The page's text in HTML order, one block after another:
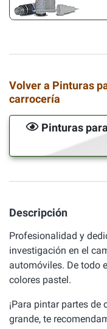
Volver a Pinturas
carrocería
Pinturas
Descripción
Profesionalidad y
investigación en el
automóviles. De todo
colores pastel.
¡Para pintar partes
grande, te